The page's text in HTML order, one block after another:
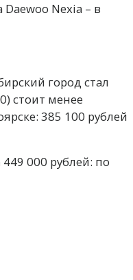
Nexia – в
город стал
стоит менее
385 100 рублей
000 рублей: по